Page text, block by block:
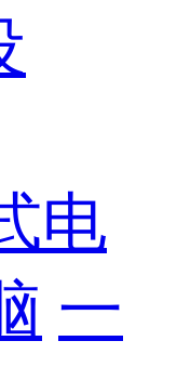
电
一